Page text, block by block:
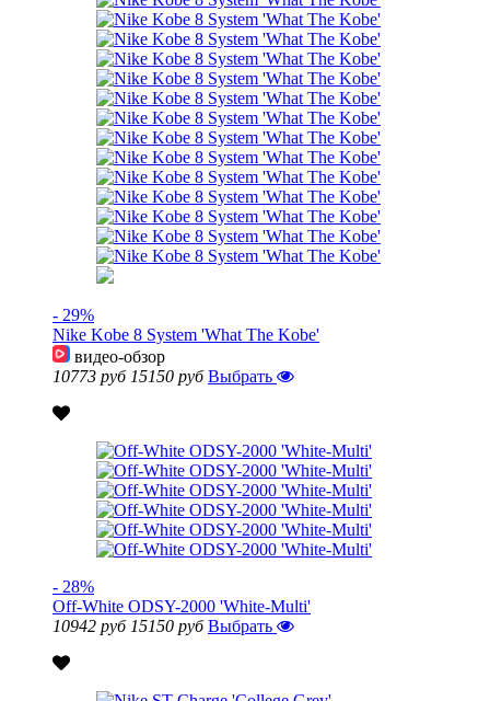
- 29%
Nike Kobe 8 System 'What The Kobe'
видео-обзор
10773 руб 15150 руб Выбрать
- 28%
Off-White ODSY-2000 'White-Multi'
10942 руб 15150 руб Выбрать